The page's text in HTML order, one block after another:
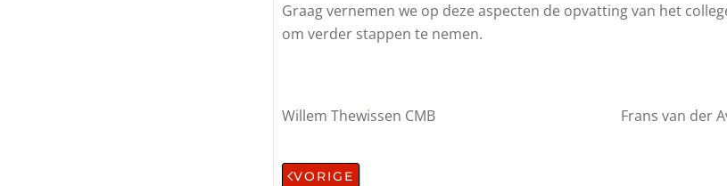
Graag vernemen we op deze aspecten de opvatting van het
om verder stappen te nemen.
Willem Thewissen CMB Frans van der
VORIGE